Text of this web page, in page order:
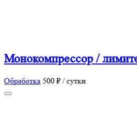
Монокомпрессор /
Обработка 500 ₽ / сутки